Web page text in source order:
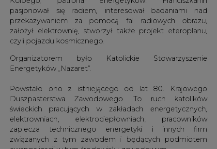
pasjonował się radiem, interesował badaniami nad
przekazywaniem za pomocą fal radiowych obrazu,
założył elektrownię, stworzył także projekt eteroplanu,
czyli pojazdu kosmicznego.
Organizatorem było Katolickie Stowarzyszenie
Energetyków „Nazaret”.
Powstało ono z istniejącego od lat 80. Krajowego
Duszpasterstwa Zawodowego. To ruch katolików
świeckich pracujących w zakładach energetycznych,
elektrowniach, elektrociepłowniach, pracowników
zaplecza technicznego energetyki i innych firm
związanych z tym zawodem i będących podmiotem